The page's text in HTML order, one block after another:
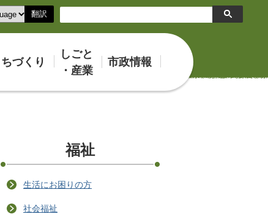
翻訳
検
索
ちづくり
しごと
・産業
市政情報
福祉
生活にお困りの方
社会福祉